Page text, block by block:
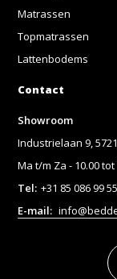
Matrassen
Topmatrassen
Lattenbodems
Contact
Showroom
Industrielaan 9,
Ma t/m Za - 10.00 tot
Tel: +31 85 086 99 55
E-mail: